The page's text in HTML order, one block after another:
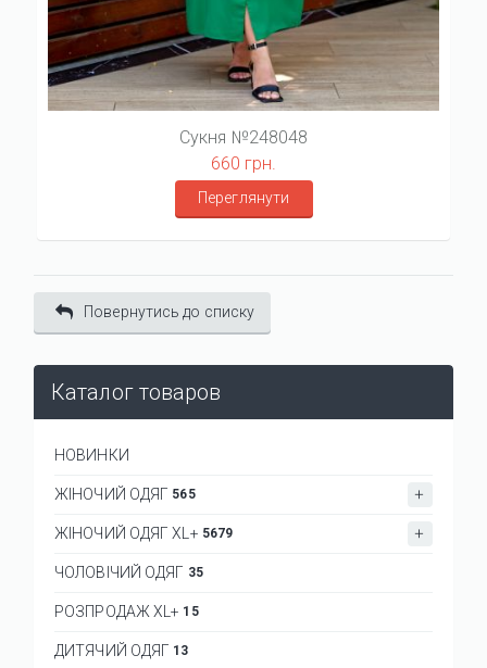
Сукня №248048
660 грн.
Переглянути
Повернутись до списку
Каталог товаров
НОВИНКИ
ЖІНОЧИЙ ОДЯГ 565
ЖІНОЧИЙ ОДЯГ XL+ 5679
ЧОЛОВІЧИЙ ОДЯГ 35
РОЗПРОДАЖ XL+ 15
ДИТЯЧИЙ ОДЯГ 13